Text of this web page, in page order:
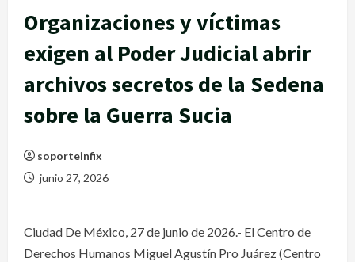
Organizaciones y víctimas
exigen al Poder Judicial abrir
archivos secretos de la Sedena
sobre la Guerra Sucia
soporteinfix
junio 27, 2026
Ciudad De México, 27 de junio de 2026.- El Centro de
Derechos Humanos Miguel Agustín Pro Juárez (Centro